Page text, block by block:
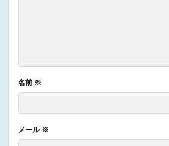
名前 ※
メール ※